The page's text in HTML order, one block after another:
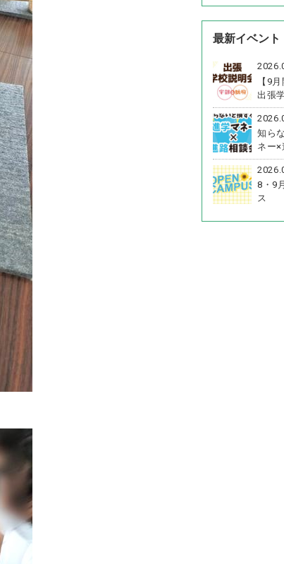
最新イベント
【9
出張
知ら
ネー
8・9
ス